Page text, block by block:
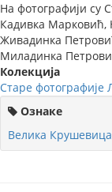
На фотографији су
Кадивка Марковић,
Живадинка
Миладинка
Колекција
Старе фотографије
Ознаке
Велика Крушевица